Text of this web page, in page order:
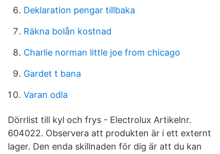
Deklaration pengar tillbaka
Räkna bolån kostnad
Charlie norman little joe from chicago
Gardet t bana
Varan odla
Dörrlist till kyl och frys - Electrolux Artikelnr.
604022. Observera att produkten är i ett externt
lager. Den enda skillnaden för dig är att du kan